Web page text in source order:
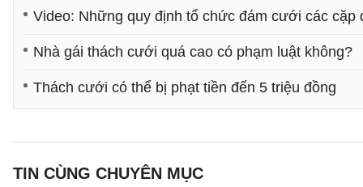
Video: Những quy định tổ chức đám cưới các cặp
Nhà gái thách cưới quá cao có phạm luật không?
Thách cưới có thể bị phạt tiền đến 5 triệu đồng
TIN CÙNG CHUYÊN MỤC